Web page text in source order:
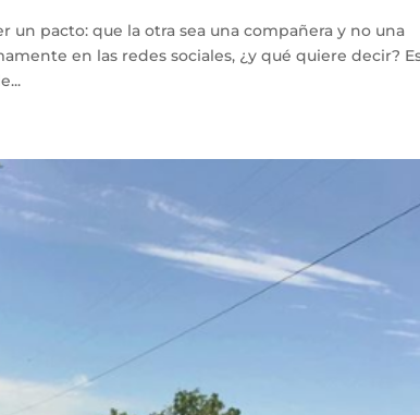
pacto: que la otra sea una compañera y no una
en las redes sociales, ¿y qué quiere decir?